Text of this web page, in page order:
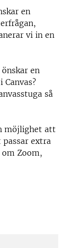
en
vi in en
en
så
möjlighet att
passar extra
Zoom,